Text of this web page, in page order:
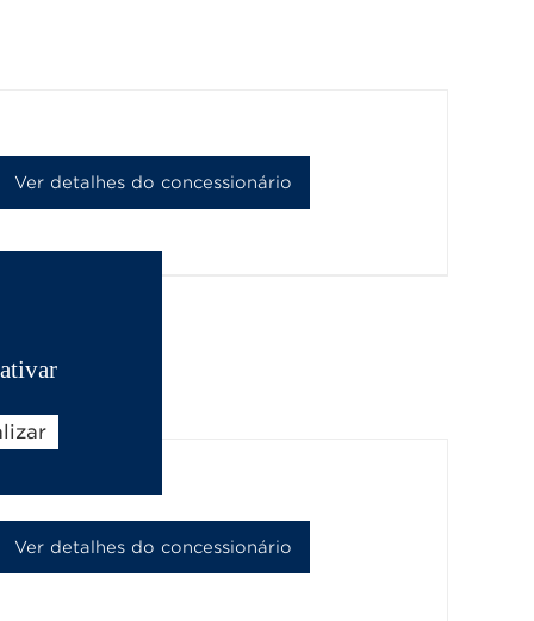
Ver detalhes do concessionário
Ver detalhes do concessionário